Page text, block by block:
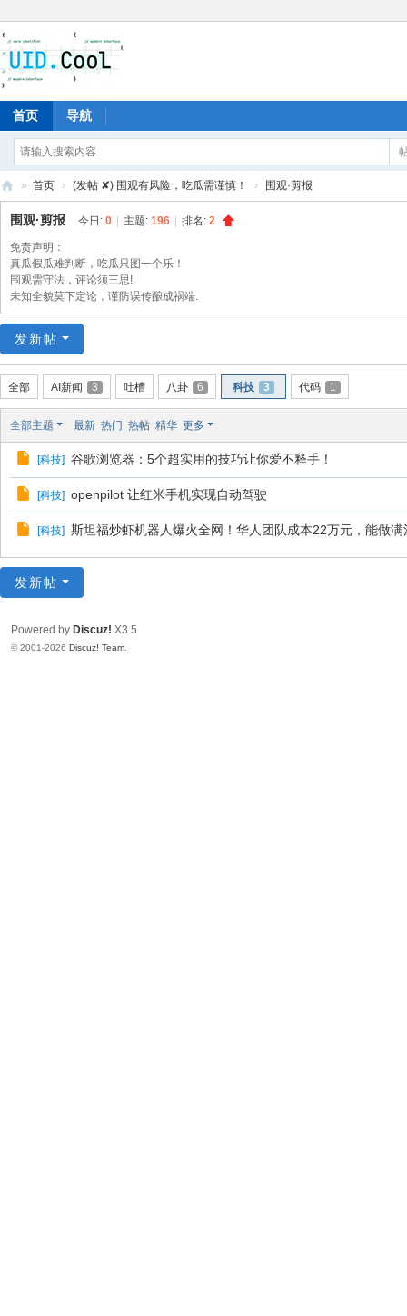
首页 导航
有
地
» 首页 › (发帖 ✘) 围观有风险，吃瓜需谨慎！ › 围观·剪报
围观·剪报 今日: 0 主题: 196 排名: 2
免责声明：
真瓜假瓜难判断，吃瓜只图一个乐！
围观需守法，评论须三思!
未知全貌莫下定论，谨防误传酿成祸端.
发新帖
全部 AI新闻 3 吐槽 八卦 6 科技 3 代码 1
全部主题 最新 热门 热帖 精华 更多
[科技] 谷歌浏览器：5个超实用的技巧让你爱不释手！
[科技] openpilot 让红米手机实现自动驾驶
[科技] 斯坦福炒虾机器人爆火全网！华人团队成本22万元，能做
发新帖
Powered by Discuz! X3.5
© 2001-2026 Discuz! Team